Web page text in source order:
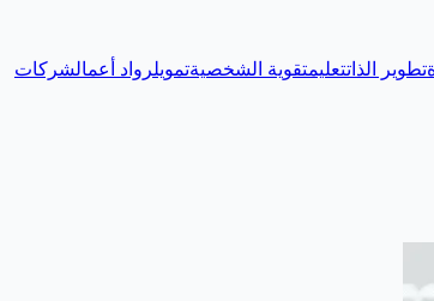
تطوير الذاتتعليمتقوية الشخصيةتمويلرواد أعمالشركات